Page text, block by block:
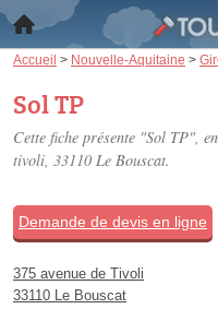
Accueil > Nouvelle-Aquitaine >
Sol TP
Cette fiche présente "Sol TP",
tivoli, 33110 Le Bouscat.
Demande de devis en ligne
375 avenue de Tivoli
33110 Le Bouscat